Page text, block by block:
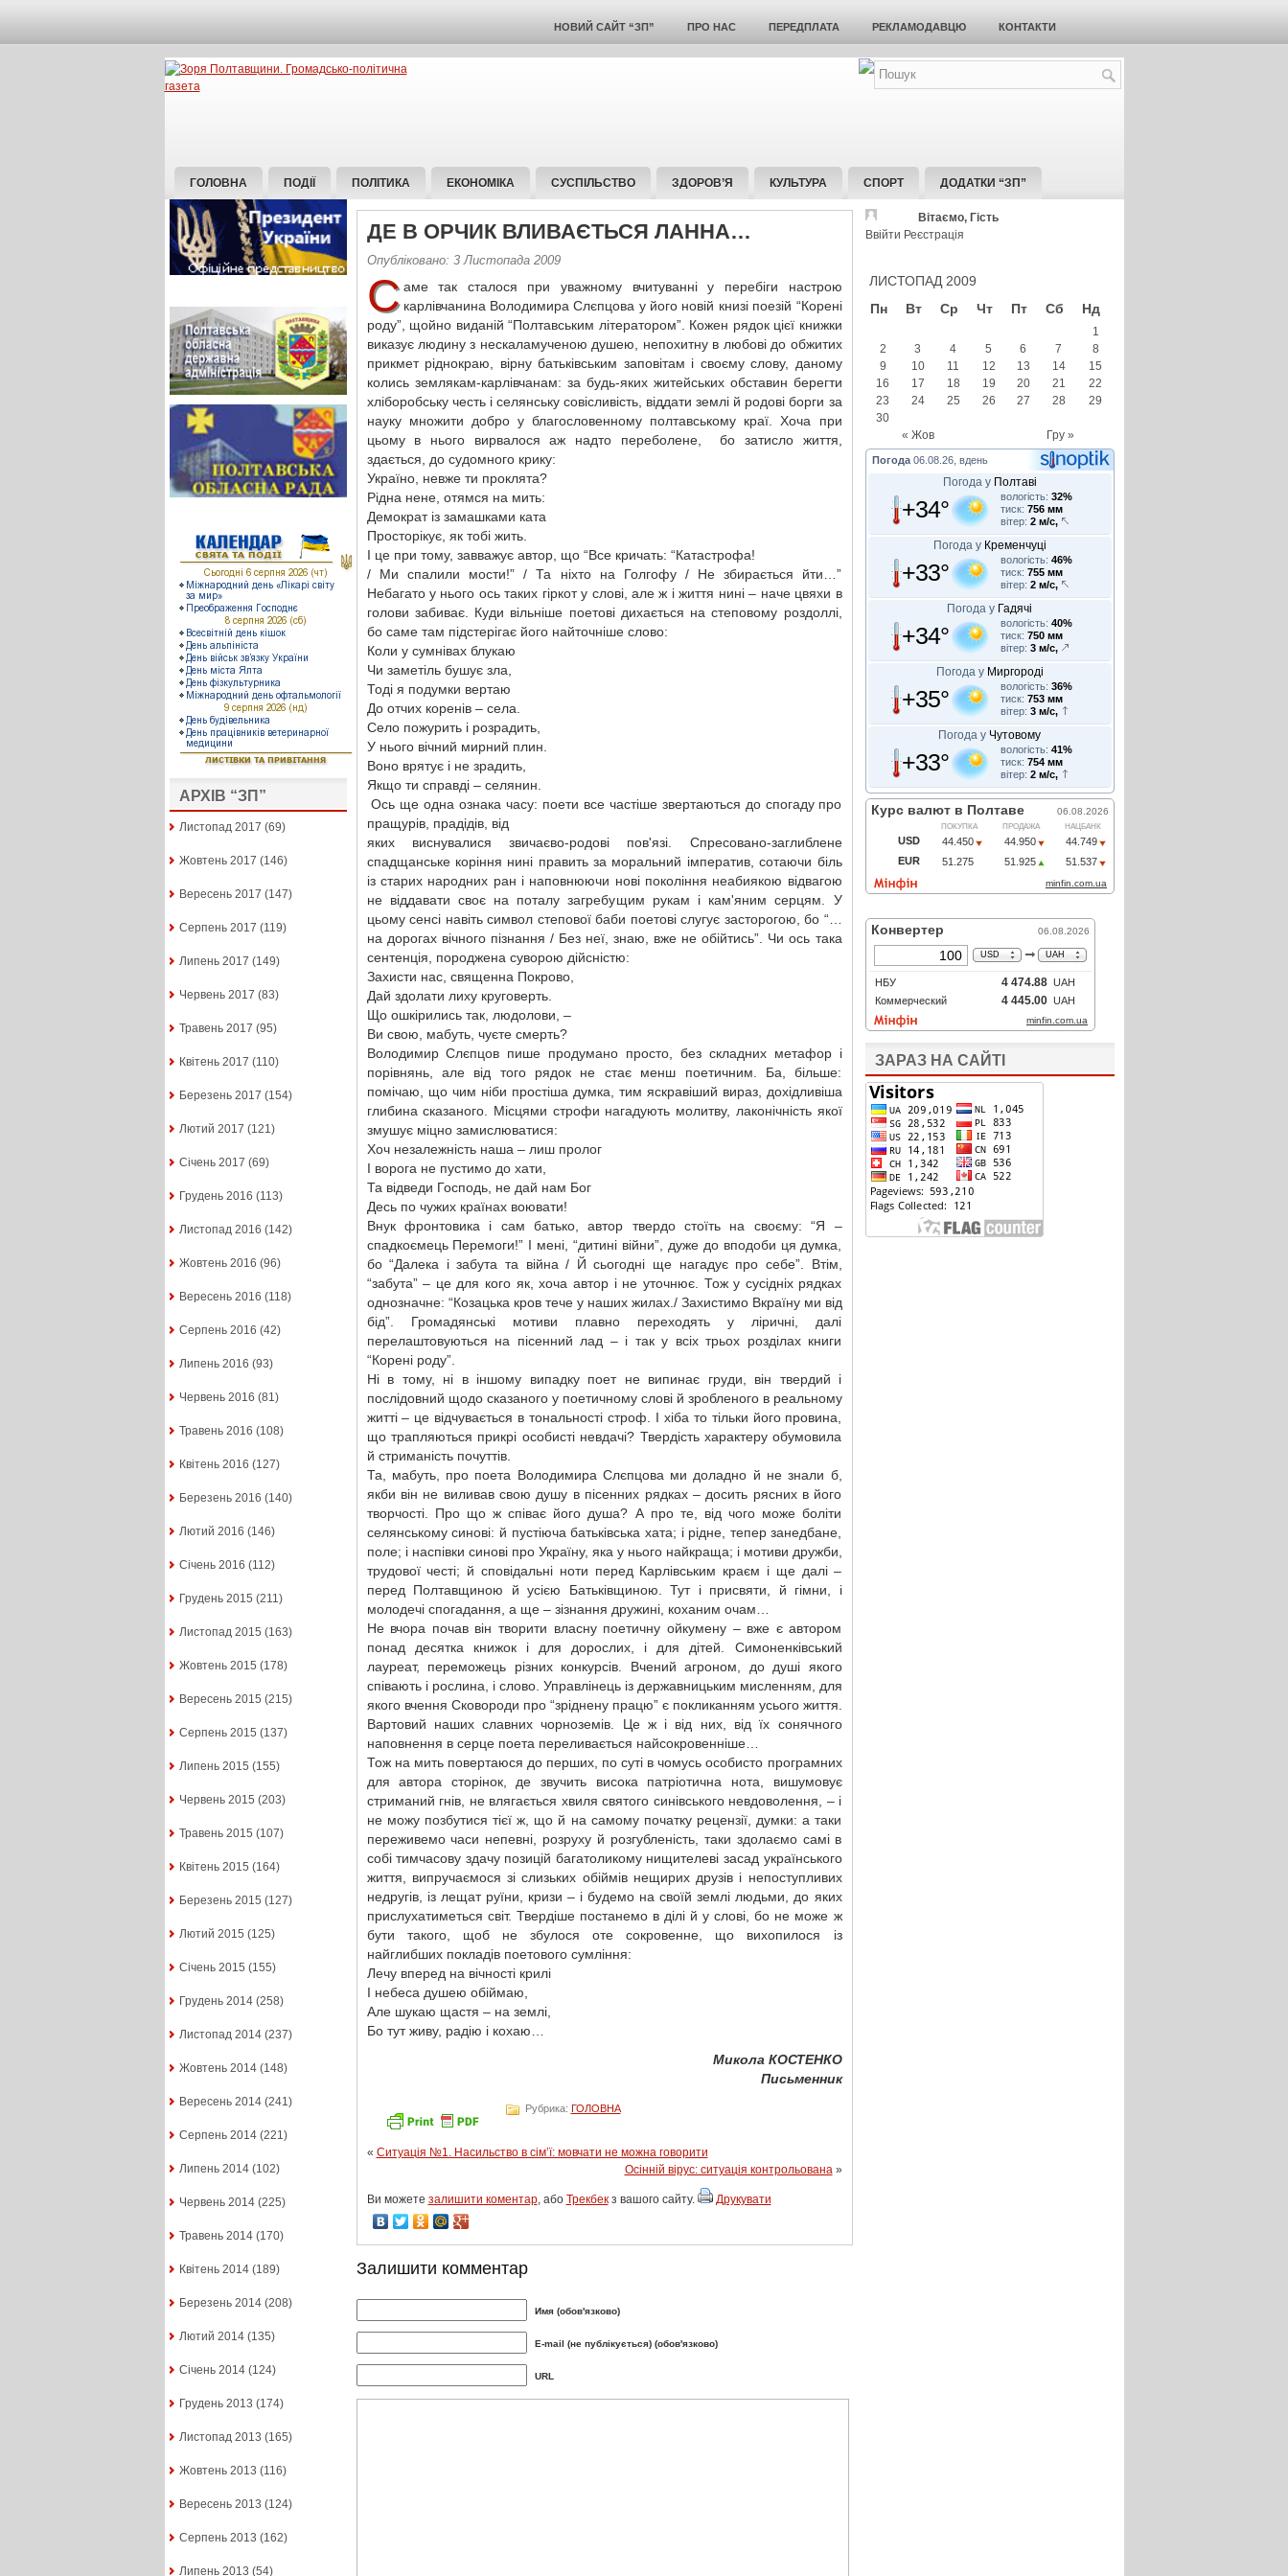
НОВИЙ САЙТ “ЗП” ПРО НАС ПЕРЕДПЛАТА РЕКЛАМОДАВЦЮ КОНТАКТИ
ГОЛОВНА ПОДІЇ ПОЛІТИКА ЕКОНОМІКА СУСПІЛЬСТВО ЗДОРОВ’Я КУЛЬТУРА СПОРТ ДОДАТКИ “ЗП”
АРХІВ “ЗП”
Листопад 2017 (69)
Жовтень 2017 (146)
Вересень 2017 (147)
Серпень 2017 (119)
Липень 2017 (149)
Червень 2017 (83)
Травень 2017 (95)
Квітень 2017 (110)
Березень 2017 (154)
Лютий 2017 (121)
Січень 2017 (69)
Грудень 2016 (113)
Листопад 2016 (142)
Жовтень 2016 (96)
Вересень 2016 (118)
Серпень 2016 (42)
Липень 2016 (93)
Червень 2016 (81)
Травень 2016 (108)
Квітень 2016 (127)
Березень 2016 (140)
Лютий 2016 (146)
Січень 2016 (112)
Грудень 2015 (211)
Листопад 2015 (163)
Жовтень 2015 (178)
Вересень 2015 (215)
Серпень 2015 (137)
Липень 2015 (155)
Червень 2015 (203)
Травень 2015 (107)
Квітень 2015 (164)
Березень 2015 (127)
Лютий 2015 (125)
Січень 2015 (155)
Грудень 2014(258)
Листопад 2014(237)
Жовтень 2014(148)
Вересень 2014(241)
Серпень 2014(221)
Липень 2014(102)
Червень 2014(225)
Травень 2014(170)
Квітень 2014(189)
Березень 2014(208)
Лютий 2014(135)
Січень 2014(124)
Грудень 2013 (174)
Листопад 2013 (165)
Жовтень 2013 (116)
Вересень 2013 (124)
Серпень 2013 (162)
Липень 2013 (54)
ДЕ В ОРЧИК ВЛИВАЄТЬСЯ ЛАННА…
Опубліковано: 3 Листопада 2009
С аме так сталося при уважному вчитуванні у перебіги настрою
карлівчанина Володимира Слєпцова у його новій книзі поезій “Корені
роду”, щойно виданій “Полтавським літератором”. Кожен рядок цієї книжки
виказує людину з нескаламученою душею, непохитну в любові до обжитих
прикмет ріднокраю, вірну батьківським заповітам і своєму слову, даному
колись землякам-карлівчанам: за будь-яких житейських обставин берегти
хліборобську честь і селянську совісливість, віддати землі й родові борги за
науку множити добро у благословенному полтавському краї. Хоча при
цьому в нього вирвалося аж надто переболене, бо затисло життя,
здається, до судомного крику:
Україно, невже ти проклята?
Рідна нене, отямся на мить:
Демократ із замашками ката
Просторікує, як тобі жить.
І це при тому, завважує автор, що “Все кричать: “Катастрофа!
/ Ми спалили мости!” / Та ніхто на Голгофу / Не збирається йти…”
Небагато у нього ось таких гіркот у слові, але ж і життя нині – наче цвяхи в
голови забиває. Куди вільніше поетові дихається на степовому роздоллі,
бо саме там підстерігає його найточніше слово:
Коли у сумнівах блукаю
Чи заметіль бушує зла,
Тоді я подумки вертаю
До отчих коренів – села.
Село пожурить і розрадить,
У нього вічний мирний плин.
Воно врятує і не зрадить,
Якщо ти справді – селянин.
Ось ще одна ознака часу: поети все частіше звертаються до спогаду про
пращурів, прадідів, від
яких виснувалися звичаєво-родові пов'язі. Спресовано-заглиблене
спадщанське коріння нині править за моральний імператив, сотаючи біль
із старих народних ран і наповнюючи нові покоління неабиякою відвагою
не віддавати своє на поталу загребущим рукам і кам'яним серцям. У
цьому сенсі навіть символ степової баби поетові слугує засторогою, бо “…
на дорогах вічного пізнання / Без неї, знаю, вже не обійтись”. Чи ось така
сентенція, породжена суворою дійсністю:
Захисти нас, священна Покрово,
Дай здолати лиху круговерть.
Що ошкірились так, людолови, –
Ви свою, мабуть, чуєте смерть?
Володимир Слєпцов пише продумано просто, без складних метафор і
порівнянь, але від того рядок не стає менш поетичним. Ба, більше:
помічаю, що чим ніби простіша думка, тим яскравіший вираз, дохідливіша
глибина сказаного. Місцями строфи нагадують молитву, лаконічність якої
змушує міцно замислюватися:
Хоч незалежність наша – лиш пролог
І ворога не пустимо до хати,
Та відведи Господь, не дай нам Бог
Десь по чужих країнах воювати!
Внук фронтовика і сам батько, автор твердо стоїть на своєму: “Я –
спадкоємець Перемоги!” І мені, “дитині війни”, дуже до вподоби ця думка,
бо “Далека і забута та війна / Й сьогодні ще нагадує про себе”. Втім,
“забута” – це для кого як, хоча автор і не уточнює. Тож у сусідніх рядках
однозначне: “Козацька кров тече у наших жилах./ Захистимо Вкраїну ми від
бід”. Громадянські мотиви плавно переходять у ліричні, далі
перелаштовуються на пісенний лад – і так у всіх трьох розділах книги
“Корені роду”.
Ні в тому, ні в іншому випадку поет не випинає груди, він твердий і
послідовний щодо сказаного у поетичному слові й зробленого в peaльному
житті – це відчувається в тональності строф. І хіба то тільки його провина,
що трапляються прикрі особисті невдачі? Твердість характеру обумовила
й стриманість почуттів.
Та, мабуть, про поета Володимира Слєпцова ми доладно й не знали б,
якби він не виливав свою душу в пісенних рядках – досить рясних в його
творчості. Про що ж співає його душа? А про те, від чого може боліти
селянському синові: й пустіюча батьківська хата; і рідне, тепер занедбане,
поле; і наспівки синові про Україну, яка у нього найкраща; і мотиви дружби,
трудової честі; й сповідальні ноти перед Карлівським краєм і ще далі –
перед Полтавщиною й усією Батьківщиною. Тут і присвяти, й гімни, і
молодечі спогадання, а ще – зізнання дружині, коханим очам…
Не вчора почав він творити власну поетичну ойкумену – вже є автором
понад десятка книжок і для дорослих, і для дітей. Симоненківський
лауреат, переможець різних конкурсів. Вчений агроном, до душі якого
співають і рослина, і слово. Управлінець із державницьким мисленням, для
якого вчення Сковороди про “зріднену працю” є покликанням усього життя.
Вартовий наших славних чорноземів. Це ж і від них, від їх сонячного
наповнення в серце поета переливається найсокровенніше…
Тож на мить повертаюся до перших, по суті в чомусь особисто програмних
для автора сторінок, де звучить висока патріотична нота, вишумовує
стриманий гнів, не влягається хвиля святого синівського невдоволення, – і
не можу позбутися тієї ж, що й на самому початку рецензії, думки: а таки
переживемо часи непевні, розруху й розгубленість, таки здолаємо самі в
собі тимчасову здачу позицій багатоликому нищителеві засад українського
життя, випручаємося зі слизьких обіймів нещирих друзів і непоступливих
недругів, із лещат руїни, кризи – і будемо на своїй землі людьми, до яких
прислухатиметься світ. Твердіше постанемо в ділі й у слові, бо не може ж
бути такого, щоб не збулося оте сокровенне, що вихопилося із
найглибших покладів поетового сумління:
Лечу вперед на вічності крилі
І небеса душею обіймаю,
Але шукаю щастя – на землі,
Бо тут живу, радію і кохаю…
Микола КОСТЕНКО
Письменник
Рубрика: ГОЛОВНА
« Ситуація №1. Насильство в сім’ї: мовчати не можна говорити
Осінній вірус: ситуація контрольована»
Ви можете залишити коментар, або Трекбекз вашого сайту. Друкувати
Залишити комментар
Имя (обов'язково)
E-mail (не публікується) (обов'язково)
URL
Вітаємо, Гість
Ввійти Реєстрація
ЛИСТОПАД 2009
Пн
Вт Ср Чт Пт Сб Нд
« Жов Гру »
1
2
3 4 5 6 7
8
9
10 11 12 13 14
15
16
17 18 19 20 21
22
23
24 25 26 27 28
29
30
Погода 06.08.26, вдень
Погода у Полтаві
+34° вологість: 32%
тиск: 756 мм
вітер: 2 м/с,
Погода у Кременчуці
+33° вологість: 46%
тиск: 755 мм
вітер: 2 м/с,
Погода у Гадячі
+34° вологість: 40%
тиск: 750 мм
вітер: 3 м/с,
Погода у Миргороді
+35° вологість: 36%
тиск: 753 мм
вітер: 3 м/с,
Погода у Чутовому
+33° вологість: 41%
тиск: 754 мм
вітер: 2 м/с,
ЗАРАЗ НА САЙТІ